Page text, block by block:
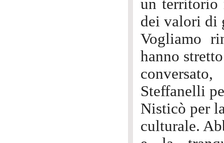
un territorio
dei valori di
Vogliamo
hanno
Steffanelli
Nisticò per
culturale.